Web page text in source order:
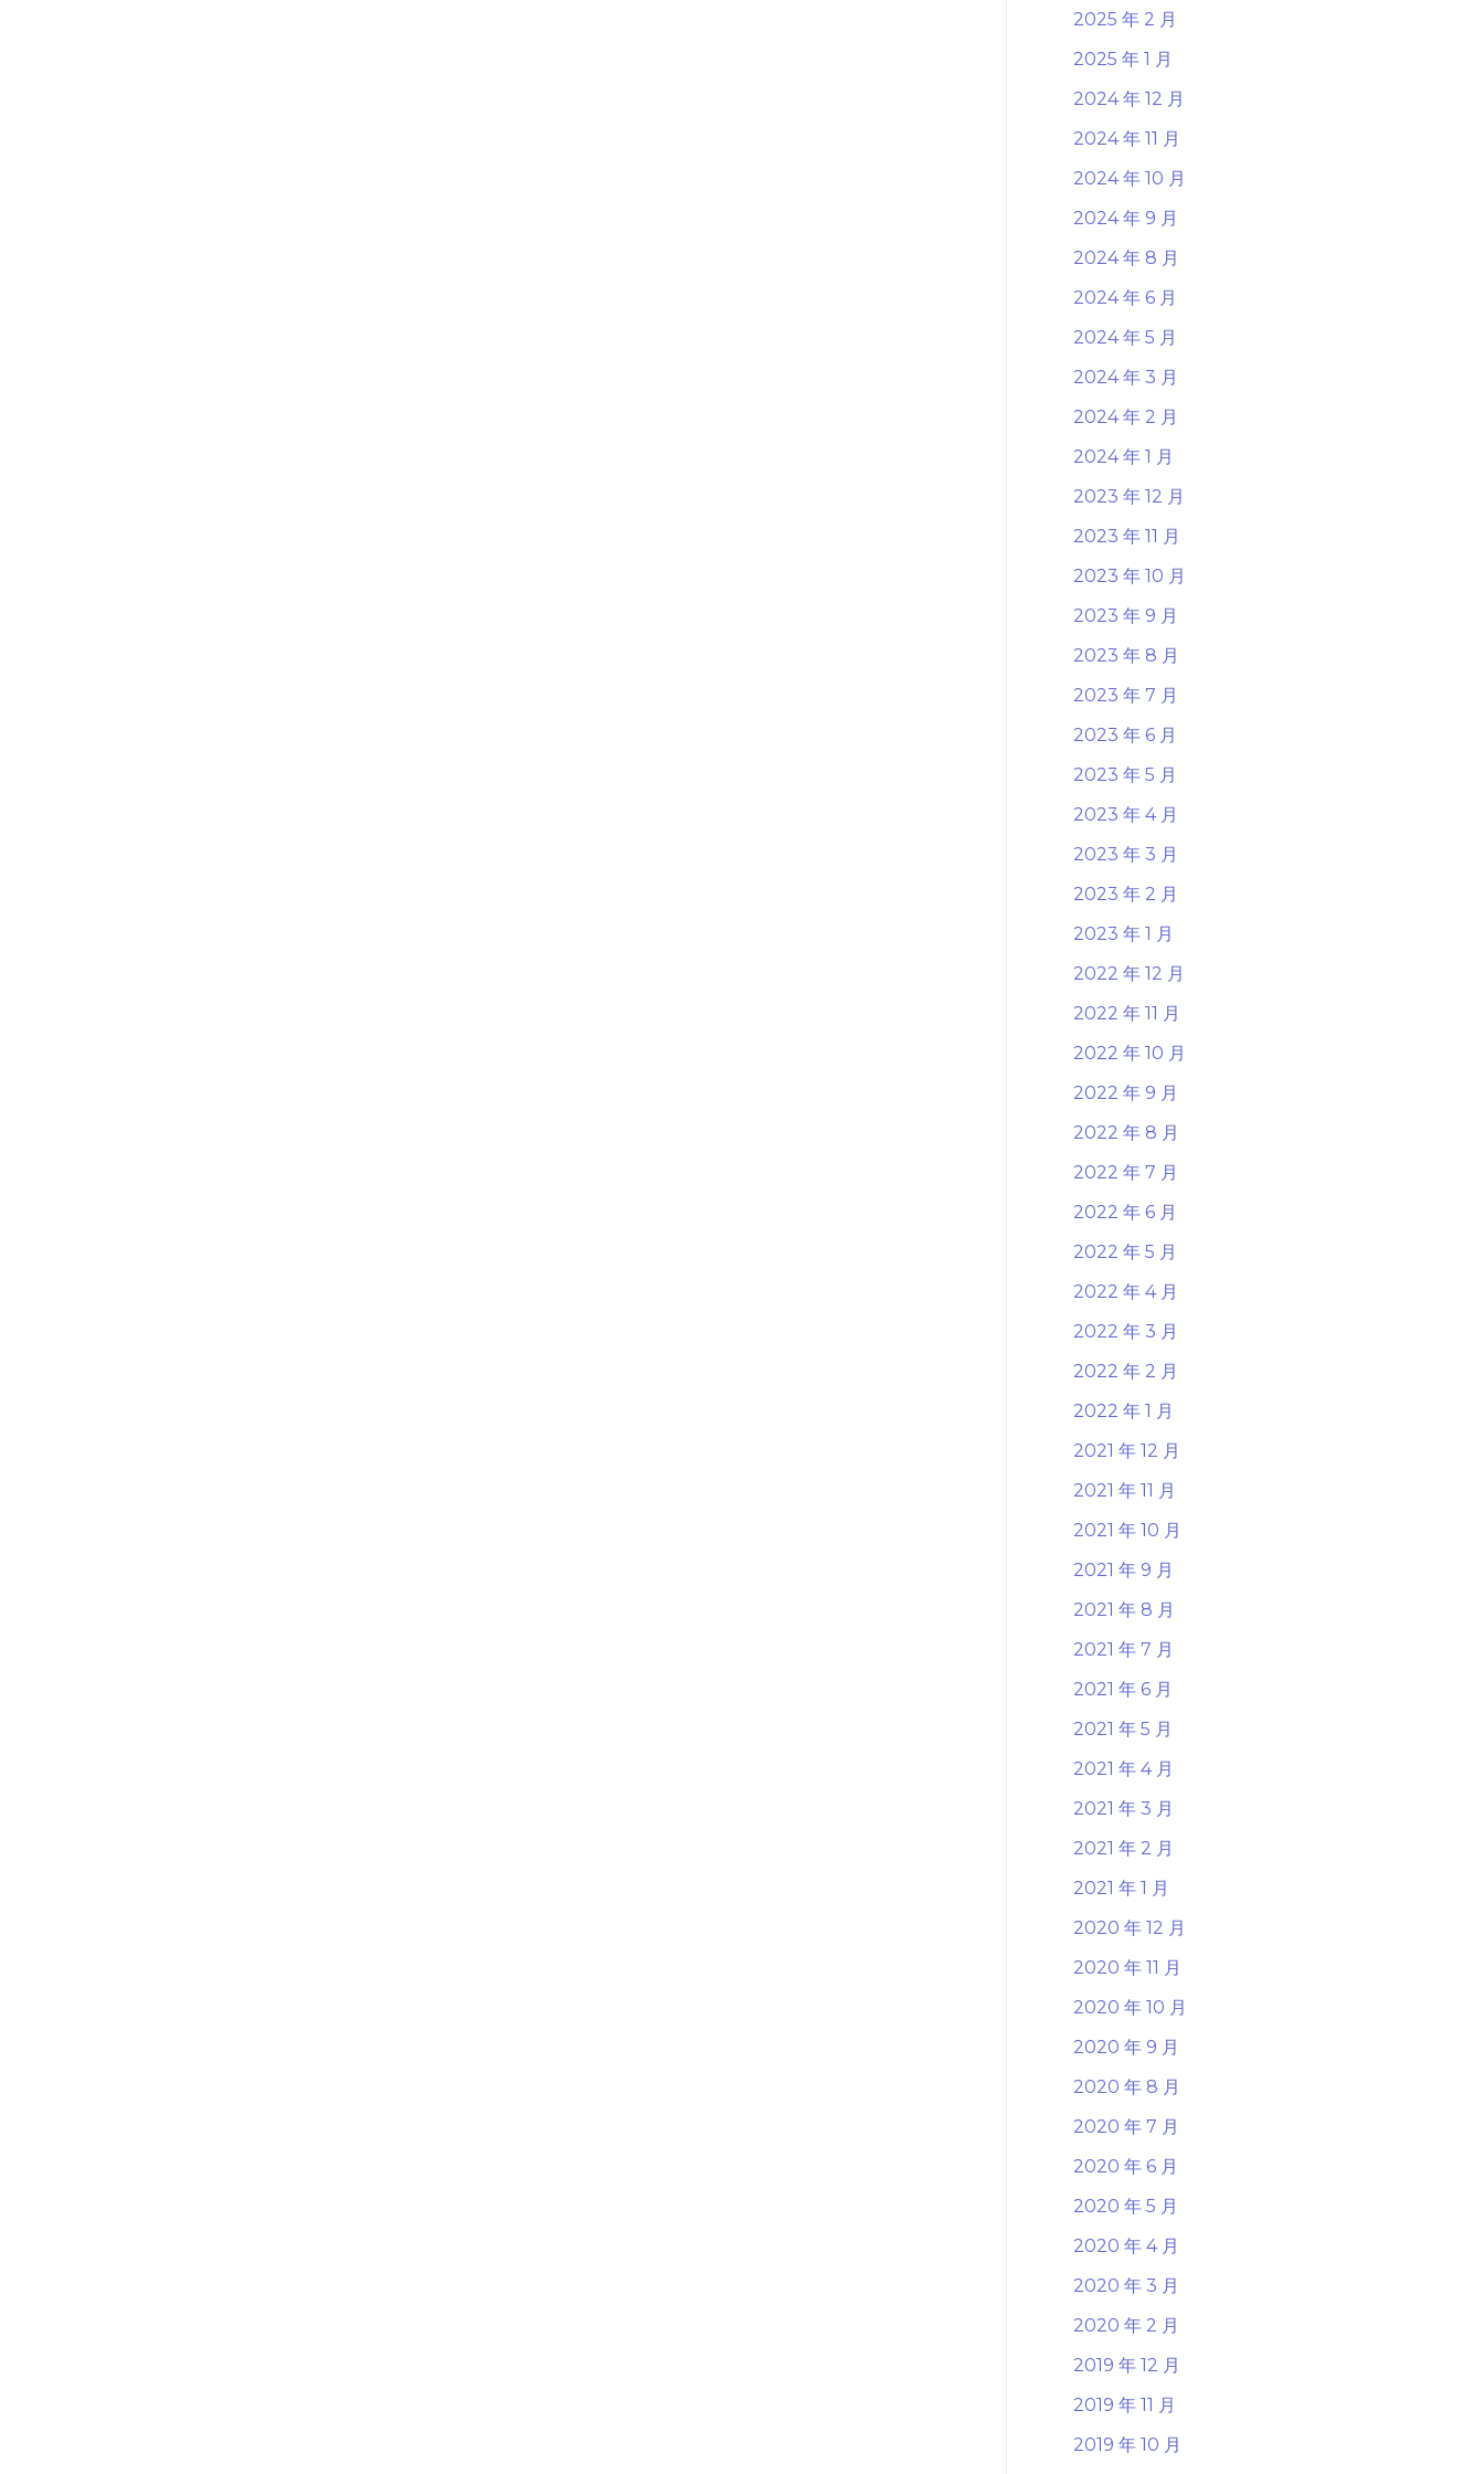
2025 年 2 月
2025 年 1 月
2024 年 12 月
2024 年 11 月
2024 年 10 月
2024 年 9 月
2024 年 8 月
2024 年 6 月
2024 年 5 月
2024 年 3 月
2024 年 2 月
2024 年 1 月
2023 年 12 月
2023 年 11 月
2023 年 10 月
2023 年 9 月
2023 年 8 月
2023 年 7 月
2023 年 6 月
2023 年 5 月
2023 年 4 月
2023 年 3 月
2023 年 2 月
2023 年 1 月
2022 年 12 月
2022 年 11 月
2022 年 10 月
2022 年 9 月
2022 年 8 月
2022 年 7 月
2022 年 6 月
2022 年 5 月
2022 年 4 月
2022 年 3 月
2022 年 2 月
2022 年 1 月
2021 年 12 月
2021 年 11 月
2021 年 10 月
2021 年 9 月
2021 年 8 月
2021 年 7 月
2021 年 6 月
2021 年 5 月
2021 年 4 月
2021 年 3 月
2021 年 2 月
2021 年 1 月
2020 年 12 月
2020 年 11 月
2020 年 10 月
2020 年 9 月
2020 年 8 月
2020 年 7 月
2020 年 6 月
2020 年 5 月
2020 年 4 月
2020 年 3 月
2020 年 2 月
2019 年 12 月
2019 年 11 月
2019 年 10 月